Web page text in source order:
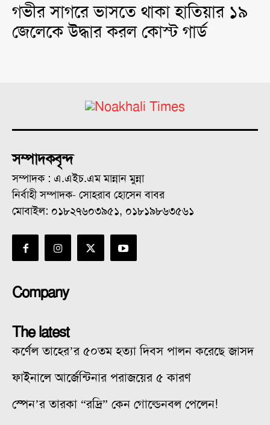
গভীর সাগরে ভাসতে থাকা হাতিয়ার ১৯
জেলেকে উদ্ধার করল কোস্ট গার্ড
সম্পাদকবৃন্দ
সম্পাদক : এ.এইচ.এম মান্নান মুন্না
নির্বাহী সম্পাদক- সোহরাব হোসেন বাবর
মোবাইল: ০১৮২৭৬০৩৯৫১, ০১৮১৯৮৬৩৫৬১
Company
The latest
কর্ণেল তাহের’র ৫০তম হত্যা দিবস পালন করেছে জাসদ
ফাইনালে আর্জেন্টিনার পরাজয়ের ৫ কারণ
স্পেন’র তারকা “রদ্রি” কেন গোল্ডেনবল পেলেন!